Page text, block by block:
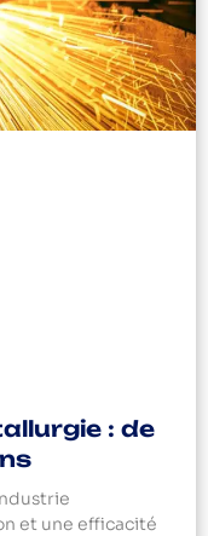
: de
et une efficacité